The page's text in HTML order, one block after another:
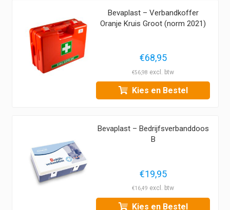
Bevaplast – Verbandkoffer
Oranje Kruis Groot (norm 2021)
€68,95
€56,98
Kies en Bestel
Bevaplast – Bedrijfsverbanddoos
B
€19,95
€16,49
Kies en Bestel